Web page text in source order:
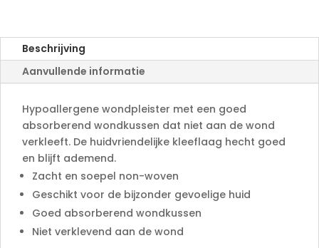
a
t
Beschrijving
Aanvullende informatie
Hypoallergene wondpleister met een goed
absorberend wondkussen dat niet aan de wond
verkleeft. De huidvriendelijke kleeflaag hecht goed
en blijft ademend.
Zacht en soepel non-woven
Geschikt voor de bijzonder gevoelige huid
Goed absorberend wondkussen
Niet verklevend aan de wond